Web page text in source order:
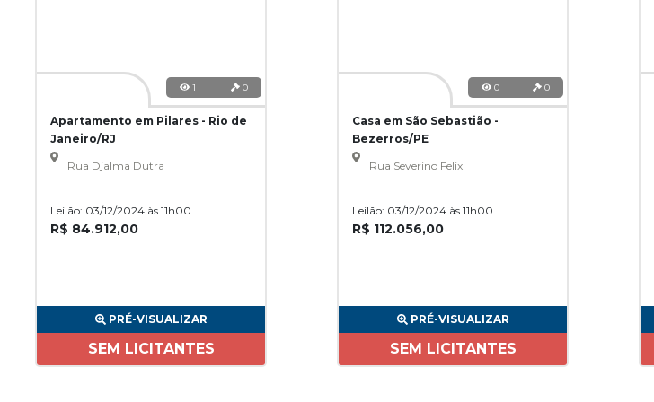
1 0
Apartamento em Pilares - Rio de
Janeiro/RJ
Rua Djalma Dutra
Leilão: 03/12/2024 às 11h00
R$ 84.912,00
PRÉ-VISUALIZAR
SEM LICITANTES
0 0
Casa em São Sebastião -
Bezerros/PE
Rua Severino Felix
Leilão: 03/12/2024 às 11h00
R$ 112.056,00
PRÉ-VISUALIZAR
SEM LICITANTES